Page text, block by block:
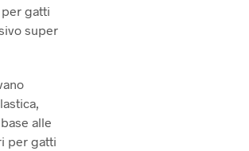
gatti
super
alle
per gatti